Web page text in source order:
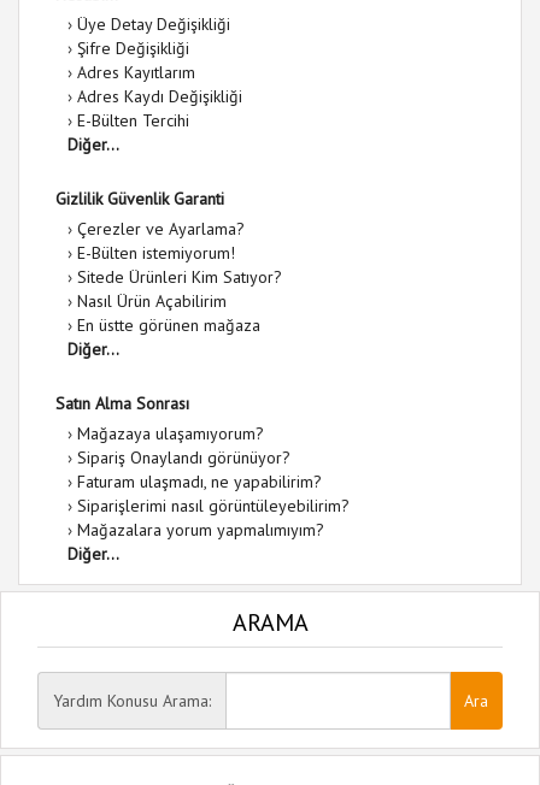
› Üye Detay Değişikliği
› Şifre Değişikliği
› Adres Kayıtlarım
› Adres Kaydı Değişikliği
› E-Bülten Tercihi
Diğer...
Gizlilik Güvenlik Garanti
› Çerezler ve Ayarlama?
› E-Bülten istemiyorum!
› Sitede Ürünleri Kim Satıyor?
› Nasıl Ürün Açabilirim
› En üstte görünen mağaza
Diğer...
Satın Alma Sonrası
› Mağazaya ulaşamıyorum?
› Sipariş Onaylandı görünüyor?
› Faturam ulaşmadı, ne yapabilirim?
› Siparişlerimi nasıl görüntüleyebilirim?
› Mağazalara yorum yapmalımıyım?
Diğer...
ARAMA
Yardım Konusu Arama: